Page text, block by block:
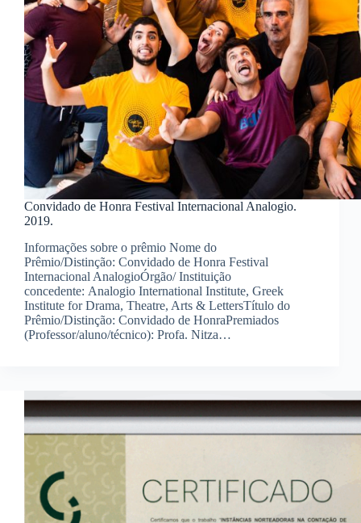
Convidado de Honra Festival Internacional Analogio.
2019.
Informações sobre o prêmio Nome do
Prêmio/Distinção: Convidado de Honra Festival
Internacional AnalogioÓrgão/ Instituição
concedente: Analogio International Institute, Greek
Institute for Drama, Theatre, Arts & LettersTítulo do
Prêmio/Distinção: Convidado de HonraPremiados
(Professor/aluno/técnico): Profa. Nitza…